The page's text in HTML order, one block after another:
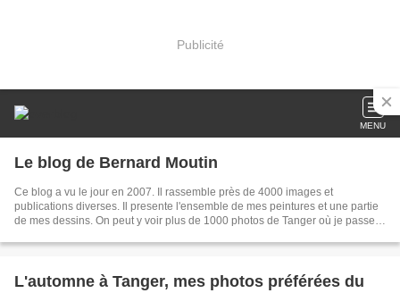
Publicité
MENU
Le blog de Bernard Moutin
Ce blog a vu le jour en 2007. Il rassemble près de 4000 images et
publications diverses. Il presente l'ensemble de mes peintures et une partie
de mes dessins. On peut y voir plus de 1000 photos de Tanger où je passe
intègre également quelques pensées profondes ou légères, et aussi
L'automne à Tanger, mes photos préférées du